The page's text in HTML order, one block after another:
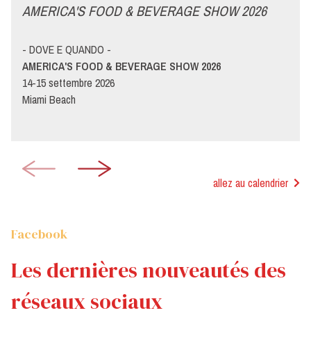
AMERICA'S FOOD & BEVERAGE SHOW 2026
- DOVE E QUANDO -
AMERICA'S FOOD & BEVERAGE SHOW 2026
14-15 settembre 2026
Miami Beach
allez au calendrier
Facebook
Les dernières nouveautés des
réseaux sociaux